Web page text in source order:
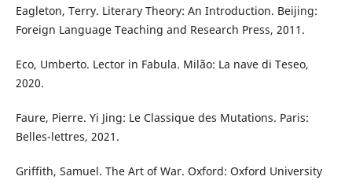
Eagleton, Terry. Literary Theory: An Introduction. Beijing:
Foreign Language Teaching and Research Press, 2011.
Eco, Umberto. Lector in Fabula. Milão: La nave di Teseo,
2020.
Faure, Pierre. Yi Jing: Le Classique des Mutations. Paris:
Belles-lettres, 2021.
Griffith, Samuel. The Art of War. Oxford: Oxford University